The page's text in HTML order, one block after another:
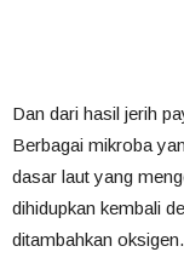
Dan dari hasil jerih
Berbagai mikroba
dasar laut yang
dihidupkan kembali
ditambahkan oksigen.